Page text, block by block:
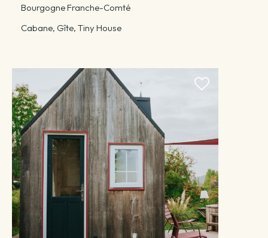
Bourgogne Franche-Comté
Cabane, Gîte, Tiny House